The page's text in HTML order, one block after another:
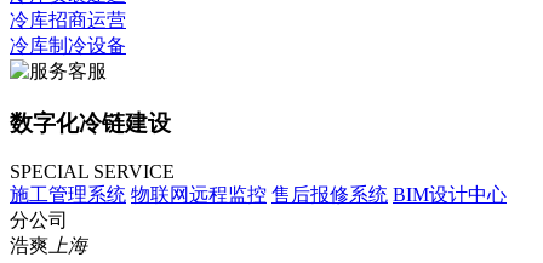
冷库招商运营
冷库制冷设备
数字化冷链建设
SPECIAL SERVICE
施工管理系统 物联网远程监控 售后报修系统 BIM设计中心
分公司
浩爽上海